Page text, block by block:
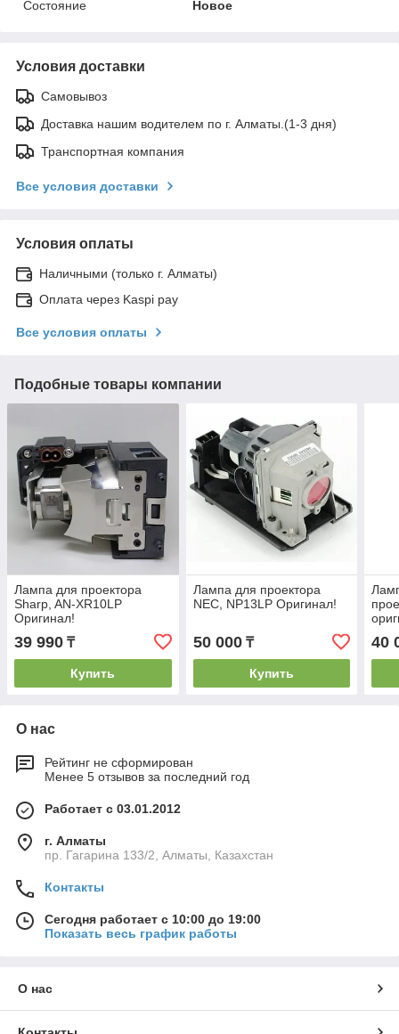
Состояние
Новое
Условия доставки
Самовывоз
Доставка нашим водителем по г. Алматы.(1-3 дня)
Транспортная компания
Все условия доставки
Условия оплаты
Наличными (только г. Алматы)
Оплата через Kaspi pay
Все условия оплаты
Подобные товары компании
Лампа для проектора
Sharp, AN-XR10LP
Оригинал!
39 990 ₸
Купить
Лампа для проектора
NEC, NP13LP Оригинал!
50 000₸
Купить
40
О нас
Рейтинг не сформирован
Менее 5 отзывов за последний год
Работает с 03.01.2012
г. Алматы
пр. Гагарина 133/2, Алматы, Казахстан
Контакты
Сегодня работает с 10:00 до 19:00
Показать весь график работы
О нас